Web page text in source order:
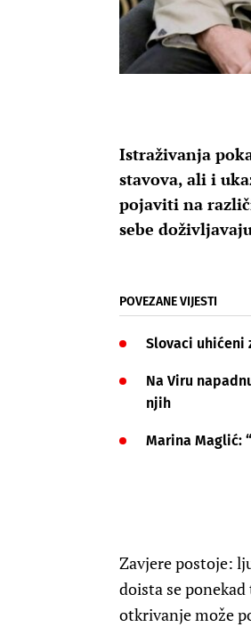
Istraživanja
stavova, ali i
pojaviti na
sebe
POVEZANE VIJESTI
Slovaci uhićeni
Na Viru
njih
Marina Maglić:
Zavjere postoje:
doista se
otkrivanje može